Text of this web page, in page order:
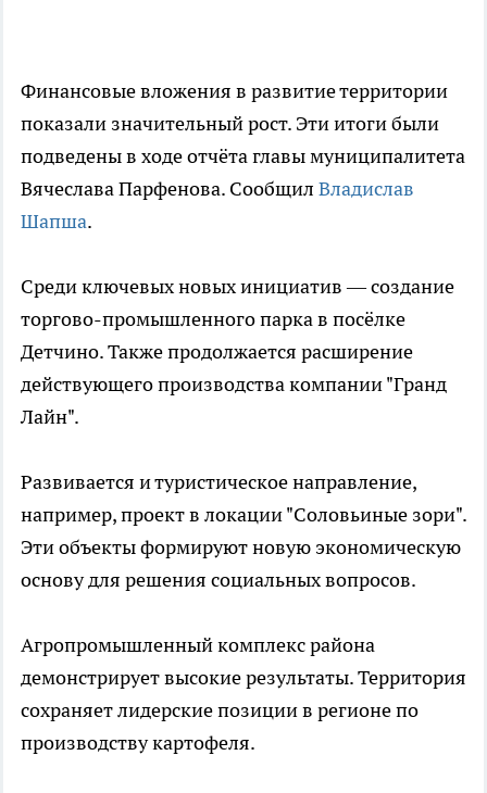
Финансовые вложения в развитие территории
показали значительный рост. Эти итоги были
подведены в ходе отчёта главы муниципалитета
Вячеслава Парфенова. Сообщил Владислав
Шапша.
Среди ключевых новых инициатив — создание
торгово-промышленного парка в посёлке
Детчино. Также продолжается расширение
действующего производства компании "Гранд
Лайн".
Развивается и туристическое направление,
например, проект в локации "Соловьиные зори".
Эти объекты формируют новую экономическую
основу для решения социальных вопросов.
Агропромышленный комплекс района
демонстрирует высокие результаты. Территория
сохраняет лидерские позиции в регионе по
производству картофеля.